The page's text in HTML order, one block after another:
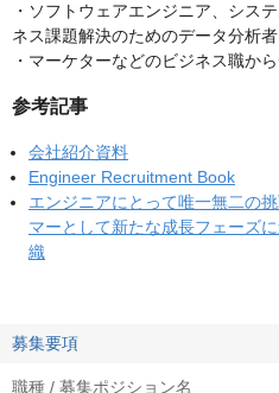
・ソフトウェアエンジニア、シス
ネス課題解決のためのデータ分析
・マーケターなどのビジネス職か
参考記事
会社紹介資料
Engineer Recruitment Book
エンジニアにとって唯一無二の
マーとして新たな成長フェーズ
織
募集要項
職種 / 募集ポジション名